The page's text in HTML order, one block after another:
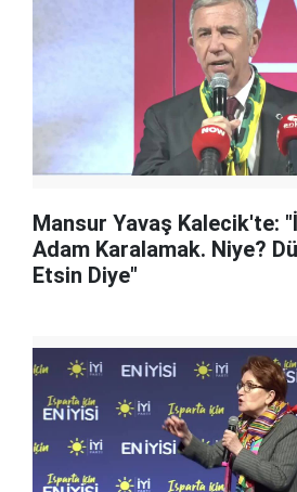
Mansur Yavaş Kalecik'te:
Adam Karalamak. Niye?
Etsin Diye"